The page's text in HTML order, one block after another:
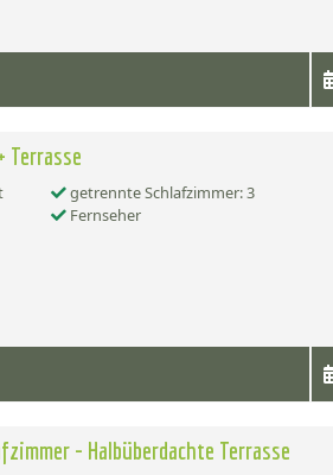
Terrasse
getrennte Schlafzimmer: 3
Fernseher
- Halbüberdachte Terrasse